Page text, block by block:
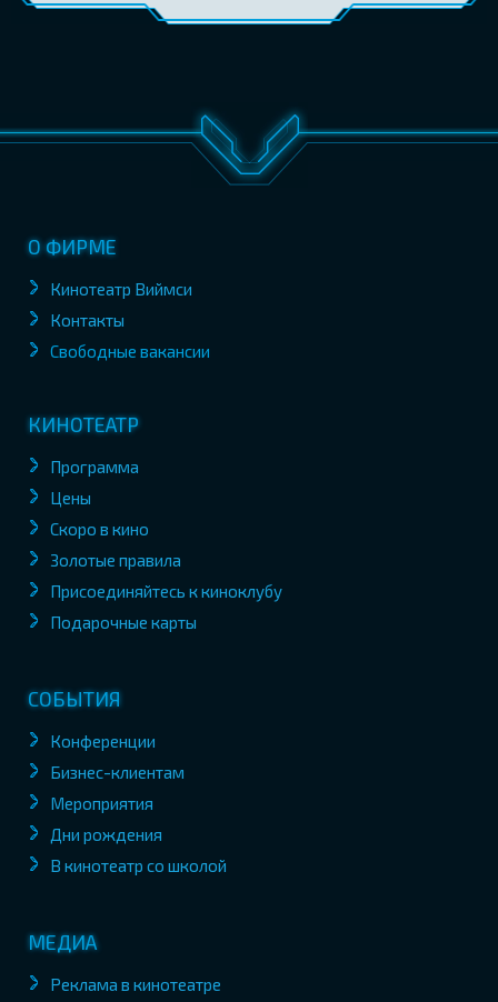
О ФИРМЕ
Кинотеатр Виймси
Контакты
Свободные вакансии
КИНОТЕАТР
Программа
Цены
Скоро в кино
Золотые правила
Присоединяйтесь к киноклубу
Подарочные карты
СОБЫТИЯ
Конференции
Бизнес-клиентам
Мероприятия
Дни рождения
В кинотеатр со школой
МЕДИА
Реклама в кинотеатре